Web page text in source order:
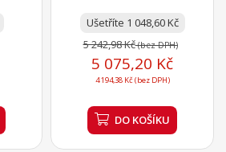
Pevná šroubovaná
konstrukce z nerezové...
Ušetříte 1 048,60 Kč
5 242,98 Kč(bez DPH)
5 075,20 Kč
4 194,38 Kč (bez DPH)
DO KOŠÍKU